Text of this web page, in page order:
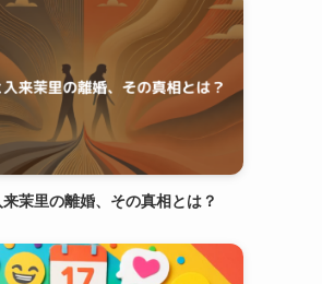
茉里の離婚、その真相とは？